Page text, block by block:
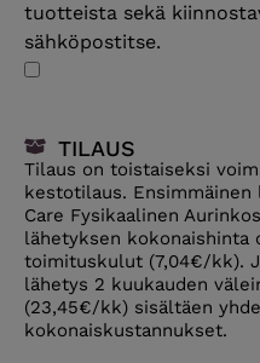
tuotteista sekä
sähköpostitse.
TILAUS
Tilaus on toistaiseksi
kestotilaus. Ensimmäinen
Care Fysikaalinen
lähetyksen kokonaishinta
toimituskulut (7,04€/kk).
lähetys 2 kuukauden
(23,45€/kk) sisältäen
kokonaiskustannukset.